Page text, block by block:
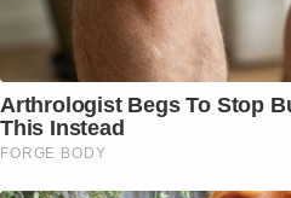
Arthrologist Begs To Stop
This Instead
FORGE BODY